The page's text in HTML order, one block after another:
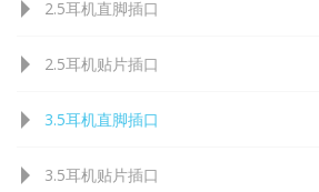
2.5耳机直脚插口
2.5耳机贴片插口
3.5耳机直脚插口
3.5耳机贴片插口